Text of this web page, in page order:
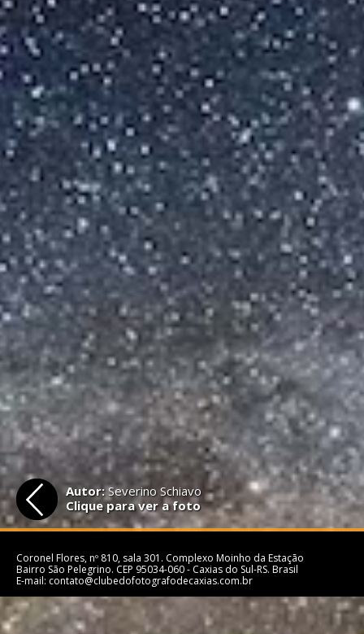
Autor: Severino Schiavo
Clique para ver a foto
Coronel Flores, nº 810, sala 301. Complexo Moinho da Estação
Bairro São Pelegrino. CEP 95034-060 - Caxias do Sul-RS. Brasil
E-mail: contato@clubedofotografodecaxias.com.br